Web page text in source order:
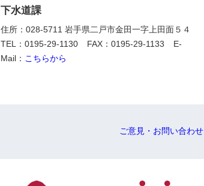
下水道課
住所：028-5711 岩手県二戸市金田一字上田面５４
TEL：0195-29-1130
FAX：0195-29-1133
E-
Mail： こちらから
ご意見・お問い合わせ